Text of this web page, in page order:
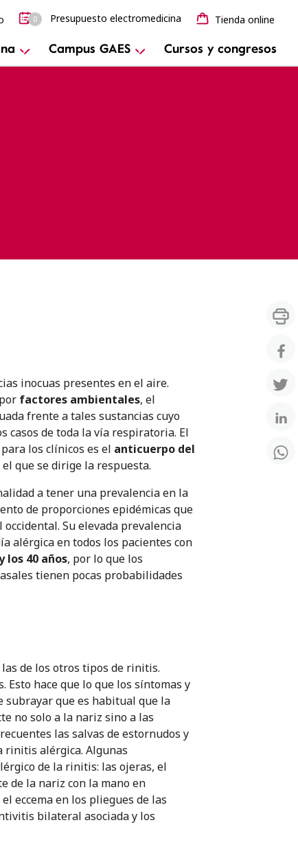
Campus GAES Cursos y congresos
0 Presupuesto electromedicina Tienda online
inocuas presentes en el aire.
factores ambientales, el
frente a tales sustancias cuyo
casos de toda la vía respiratoria. El
los clínicos es el anticuerpo del
que se dirige la respuesta.
a tener una prevalencia en la
de proporciones epidémicas que
Su elevada prevalencia
alérgica en todos los pacientes con
los 40 años, por lo que los
tienen pocas probabilidades
de los otros tipos de rinitis.
hace que lo que los síntomas y
subrayar que es habitual que la
no solo a la nariz sino a las
las salvas de estornudos y
rinitis alérgica. Algunas
de la rinitis: las ojeras, el
de la nariz con la mano en
eccema en los pliegues de las
bilateral asociada y los